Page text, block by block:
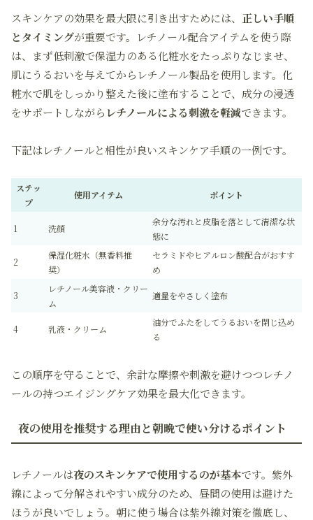
スキンケアの効果を最大限に引き出すためには、 正しい手順
とタイミングが重要です。レチノール配合アイテムを使う際
は、まず低刺激で保湿力のある化粧水をたっぷりなじませ、
肌にうるおいを与えてからレチノール製品を使用します。化
粧水で肌をしっかり整えた後に塗布することで、成分の浸透
をサポートしながら レチノールによる刺激を軽減できます。
下記はレチノールと相性が良いスキンケア手順の一例です。
ステッ
プ
使用アイテム ポイント
1 洗顔
余分な汚れと皮脂を落として清潔な状
態に
2
保湿化粧水（無香料推
奨）
セラミドやヒアルロン酸配合がおすす
め
3
レチノール美容液・クリー
ム
適量をやさしく塗布
4 乳液・クリーム
油分でふたをしてうるおいを閉じ込め
る
この順序を守ることで、余計な摩擦や刺激を避けつつレチノ
ールの持つエイジングケア効果を最大化できます。
夜の使用を推奨する理由と朝晩で使い分けるポイント
レチノールは夜のスキンケアで使用するのが基本です。紫外
線によって分解されやすい成分のため、昼間の使用は避けた
ほうが良いでしょう。朝に使う場合は紫外線対策を徹底し、